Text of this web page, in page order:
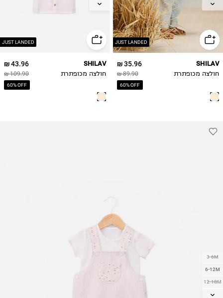
JUST LANDED
12-18M
3Y
35.96 ₪
89.90 ₪
60% OFF
SHILAV
חולצה מכופתרת
JUST LANDED
12-18M
3Y
43.96 ₪
109.90 ₪
60% OFF
SHILAV
חולצה מכופתרת
3-6M
6-12M
12-18M
18-24M